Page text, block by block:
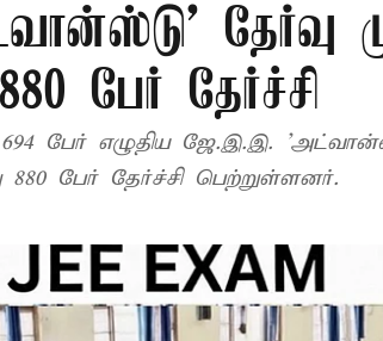
தேர்வு
பேர் தேர்ச்சி
பேர் எழுதிய ஜே.இ.இ.
880 பேர் தேர்ச்சி பெற்றுள்ளனர்.